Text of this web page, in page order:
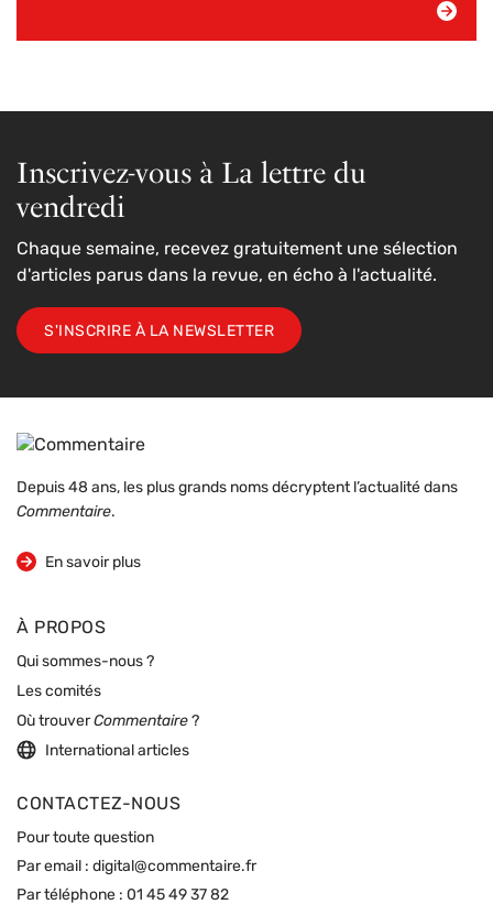
Inscrivez-vous à La lettre du
vendredi
Chaque semaine, recevez gratuitement une sélection
d'articles parus dans la revue, en écho à l'actualité.
S'INSCRIRE À LA NEWSLETTER
Depuis 48 ans, les plus grands noms décryptent l’actualité dans
Commentaire.
En savoir plus
sur la revue
À PROPOS
Qui sommes-nous ?
Les comités
Où trouverCommentaire ?
International articles
CONTACTEZ-NOUS
Pour toute question
Par email : digital@commentaire.fr
Par téléphone : 01 45 49 37 82